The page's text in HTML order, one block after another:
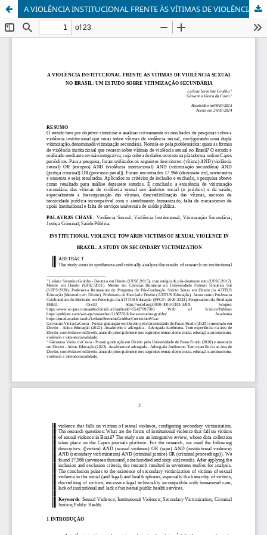
A VIOLÊNCIA INSTITUCIONAL FRENTE ÀS VÍTIMAS DE VIOLÊNCIA SEXUAL NO BRASIL: UM ESTUDO SOBRE VITIMIZAÇÃO SECUNDÁRIA